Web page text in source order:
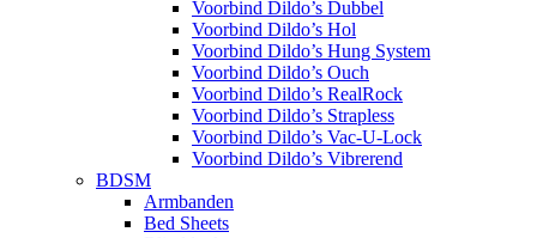
Voorbind Dildo’s Dubbel
Voorbind Dildo’s Hol
Voorbind Dildo’s Hung System
Voorbind Dildo’s Ouch
Voorbind Dildo’s RealRock
Voorbind Dildo’s Strapless
Voorbind Dildo’s Vac-U-Lock
Voorbind Dildo’s Vibrerend
BDSM
Armbanden
Bed Sheets